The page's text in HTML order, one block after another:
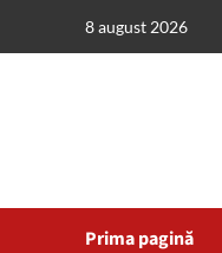
8 august 2026
Prima pagină